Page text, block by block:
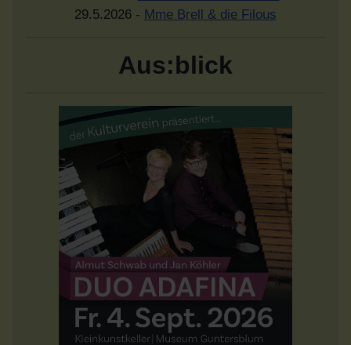
29.5.2026 - Mme Brell & die Filous
Aus:blick